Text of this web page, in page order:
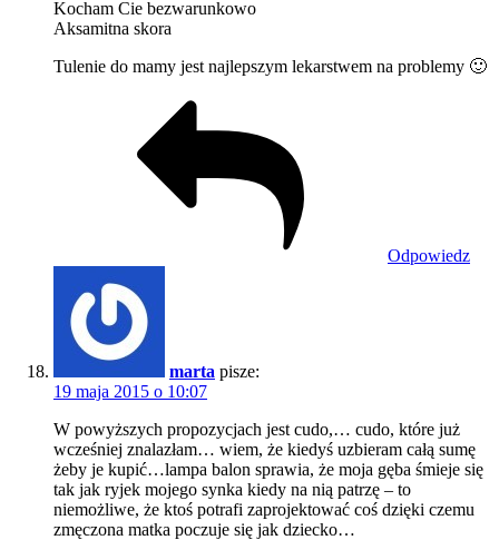
Kocham Cie bezwarunkowo
Aksamitna skora
Tulenie do mamy jest najlepszym lekarstwem na problemy 🙂
Odpowiedz
marta pisze:
19 maja 2015 o 10:07
W powyższych propozycjach jest cudo,… cudo, które już
wcześniej znalazłam… wiem, że kiedyś uzbieram całą sumę
żeby je kupić…lampa balon sprawia, że moja gęba śmieje się
tak jak ryjek mojego synka kiedy na nią patrzę – to
niemożliwe, że ktoś potrafi zaprojektować coś dzięki czemu
zmęczona matka poczuje się jak dziecko…